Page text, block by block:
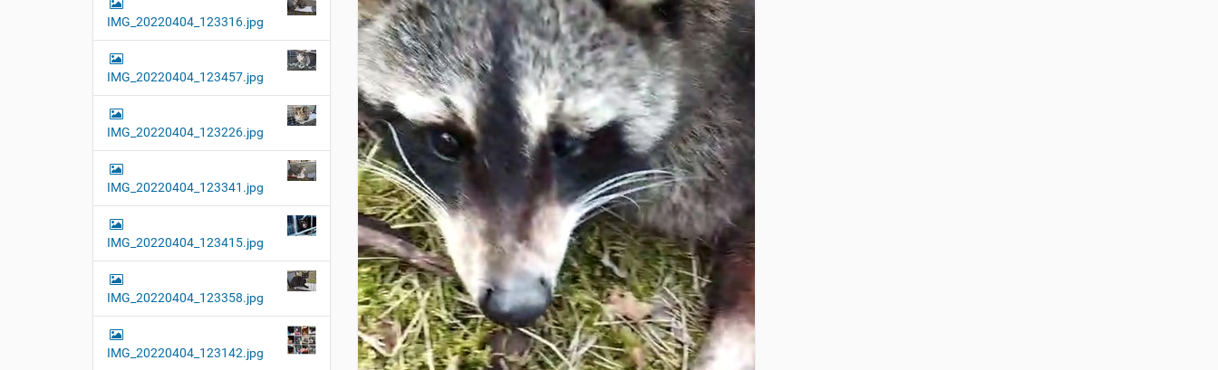
IMG_20220404_123316.jpg
IMG_20220404_123457.jpg
IMG_20220404_123226.jpg
IMG_20220404_123341.jpg
IMG_20220404_123415.jpg
IMG_20220404_123358.jpg
IMG_20220404_123142.jpg